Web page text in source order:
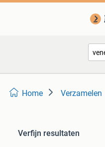
Home Verzamelen
Verfijn resultaten